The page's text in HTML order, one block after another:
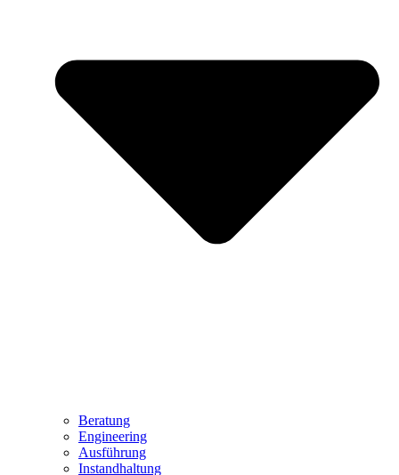
Beratung
Engineering
Ausführung
Instandhaltung